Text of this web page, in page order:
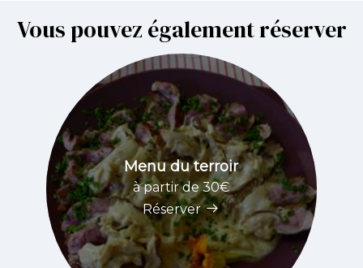
Vous pouvez également réserver
Menu du terroir
à partir de 30€
Réserver